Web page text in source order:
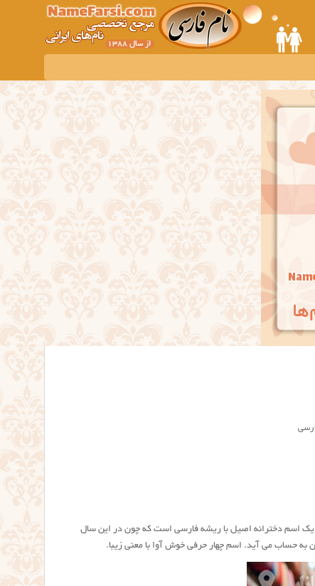
یک اسم دخترانه اصیل با ریشه فارسی است که چون در این سال
به حساب می آید. اسم چهار حرفی خوش آوا با معنی زیبا.